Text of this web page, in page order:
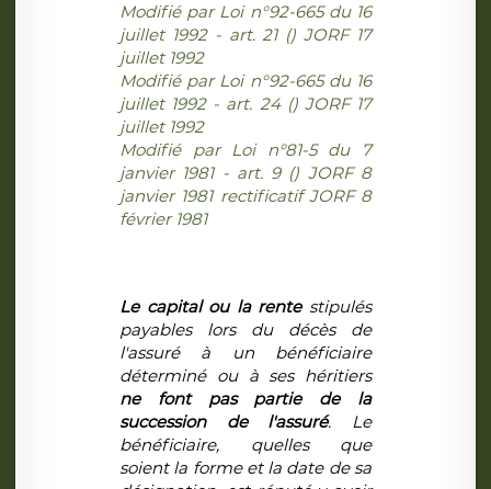
Modifié par Loi n°92-665 du 16
juillet 1992 - art. 21 () JORF 17
juillet 1992
Modifié par Loi n°92-665 du 16
juillet 1992 - art. 24 () JORF 17
juillet 1992
Modifié par Loi n°81-5 du 7
janvier 1981 - art. 9 () JORF 8
janvier 1981 rectificatif JORF 8
février 1981
Le capital ou la rentestipulés
payables lors du décès de
l'assuré à un bénéficiaire
déterminé ou à ses héritiers
ne font pas partie de la
succession de l'assuré. Le
bénéficiaire, quelles que
soient la forme et la date de sa